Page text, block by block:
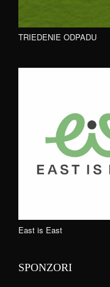
TRIEDENIE ODPADU
East is East
SPONZORI